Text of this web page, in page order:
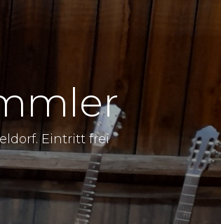
Eintritt frei